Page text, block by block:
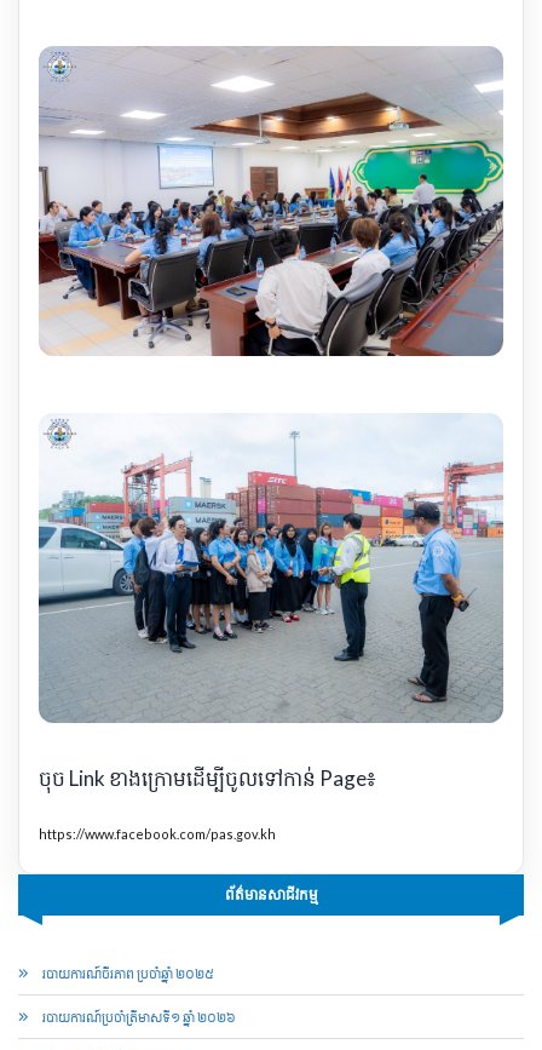
ចុច Link ខាងក្រោមដើម្បីចូលទៅកាន់ Page៖
https://www.facebook.com/pas.gov.kh
ព័ត៌មានសាជីវកម្ម
របាយការណ៍ចីរភាព ប្រចាំឆ្នាំ ២០២៥
របាយការណ៍​​ប្រចាំ​ត្រីមាសទី១ ឆ្នាំ ២០២៦